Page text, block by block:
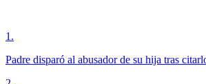
1 .
Padre disparó al abusador de su hija tras